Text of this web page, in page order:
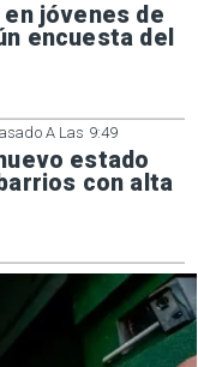
jóvenes de
encuesta del
A Las 9:49
estado
con alta